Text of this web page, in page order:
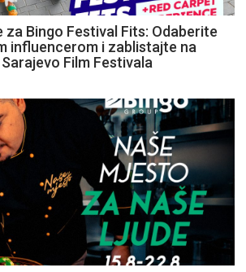
za Bingo Festival Fits: Odaberite
influencerom i zablistajte na
Film Festivala